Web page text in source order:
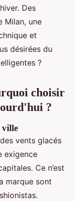
Des
Milan, une
et
désirées du
?
choisir
?
ville
vents glacés
exigence
Ce n’est
marque sont